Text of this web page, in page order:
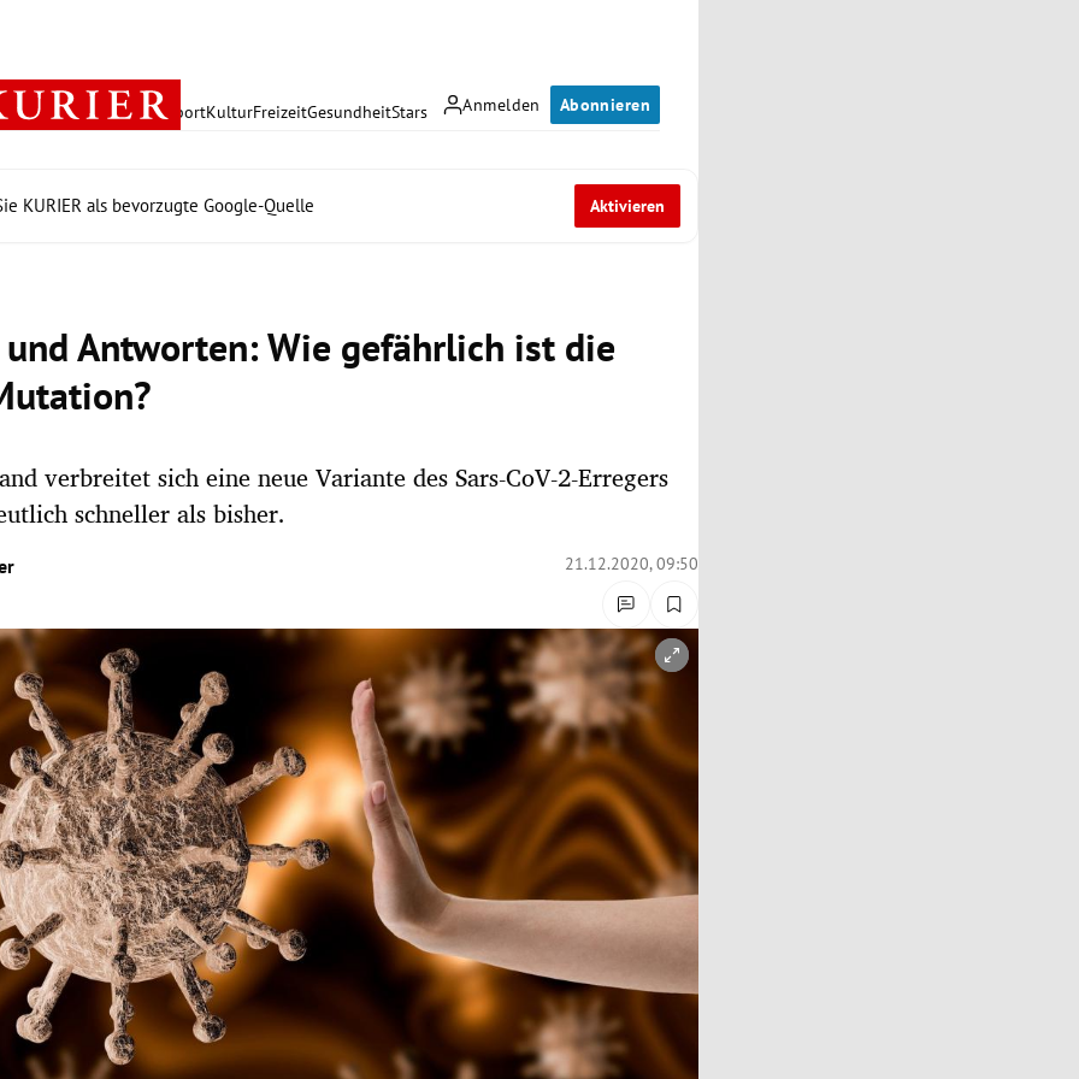
Anmelden Abonnieren
PolitikWirtschaft SportKulturFreizeitGesundheitStars
KURIER als bevorzugte Google-Quelle Aktivieren
und Antworten: Wie gefährlich ist die
verbreitet sich eine neue Variante des Sars-CoV-2-Erregers
schneller als bisher.
21.12.2020, 09:50
öffnen/schließen